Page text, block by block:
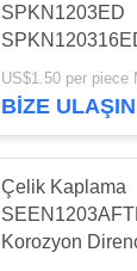
SPKN1203ED
Girdi Fırlatma
Fırlatma Kesicisi
US$1.50 per piece
BIZE ULAŞIN
Çelik Kaplama
Korozyon